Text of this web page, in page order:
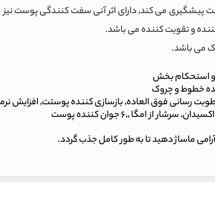
کرم ایج ریکاوری الارو علاوه بر اینکه از شل شدگی و افتادگی
می باشد.
ماساژ دهید تا به طور کامل جذب گردد.